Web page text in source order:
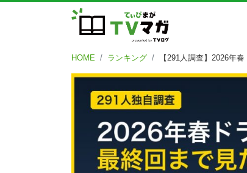
HOME ランキング 【291人調査】2026年